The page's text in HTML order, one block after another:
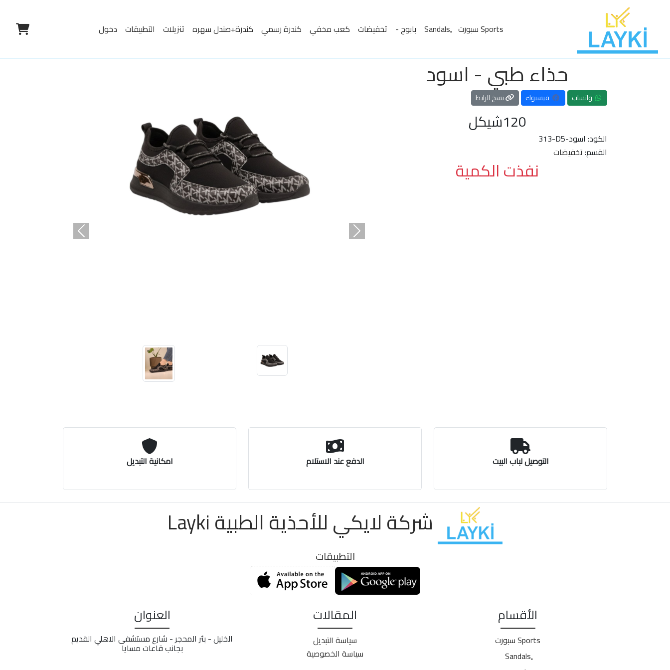
Sports سبورت بابوج - تخفيضات كعب مخفي كندرة رسمي كندرة+صندل سهره تنزيلات التطبيقات دخول
حذاء طبي - اسود
واتساب فيسبوك نسخ الرابط
120شيكل
الكود: 313-D5-اسود
القسم:تخفيضات
نفذت الكمية
السابق التالي
التوصيل لباب البيت الدفع عند الاستلام امكانية التبديل
شركة لايكي للأحذية الطبية Layki
التطبيقات
الأقسام
Sports سبورت
المقالات
سياسة التبديل
سياسة الخصوصية
العنوان
الخليل - بئر المحجر - شارع مستشفى الاهلي القديم
بجانب قاعات مسايا